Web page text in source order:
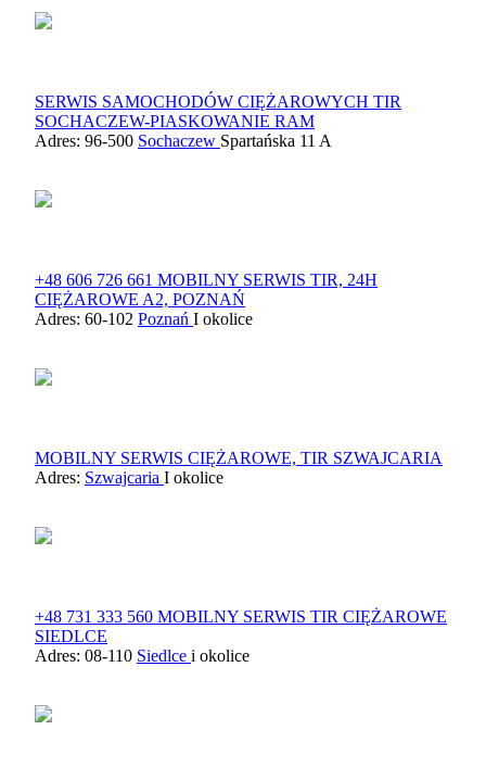
SERWIS SAMOCHODÓW CIĘŻAROWYCH TIR
SOCHACZEW-PIASKOWANIE RAM
Adres: 96-500 Sochaczew Spartańska 11 A
+48 606 726 661 MOBILNY SERWIS TIR, 24H
CIĘŻAROWE A2, POZNAŃ
Adres: 60-102 Poznań I okolice
MOBILNY SERWIS CIĘŻAROWE, TIR SZWAJCARIA
Adres: Szwajcaria I okolice
+48 731 333 560 MOBILNY SERWIS TIR CIĘŻAROWE
SIEDLCE
Adres: 08-110 Siedlce i okolice